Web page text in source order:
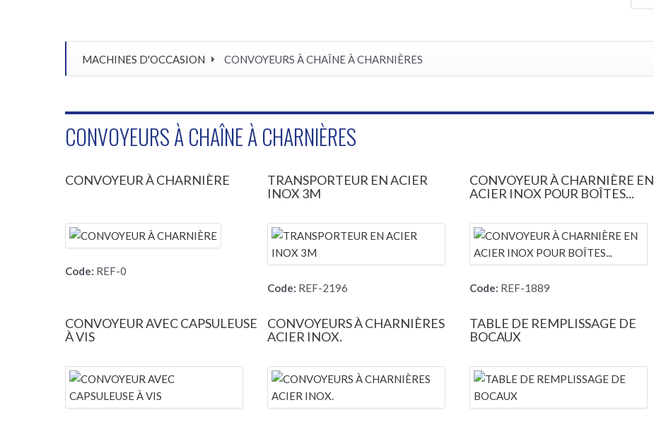
MACHINES D'OCCASION CONVOYEURS À CHAÎNE À CHARNIÈRES
CONVOYEURS À CHAÎNE À CHARNIÈRES
CONVOYEUR À CHARNIÈRE
Code: REF-0
TRANSPORTEUR EN ACIER
INOX 3M
Code: REF-2196
CONVOYEUR À CHARNIÈRE EN
ACIER INOX POUR BOÎTES...
Code: REF-1889
CONVOYEUR AVEC CAPSULEUSE
À VIS
CONVOYEURS À CHARNIÈRES
ACIER INOX.
TABLE DE REMPLISSAGE DE
BOCAUX